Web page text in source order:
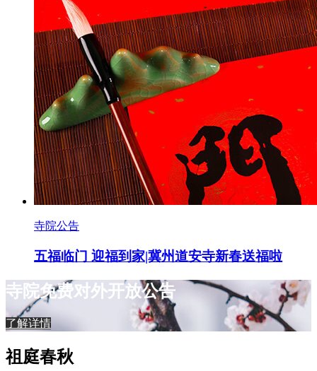
寺院公告
五福临门 迎福到家|冀州道安寺新春送福啦
寺院免费对外开放公告
了解详情
祖庭春秋